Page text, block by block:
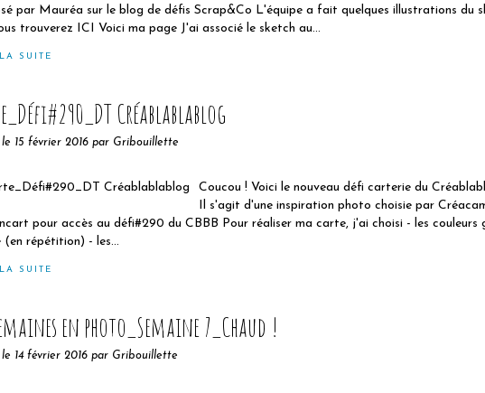
par Mauréa sur le blog de défis Scrap&Co L'équipe a fait quelques illustrations du
trouverez ICI Voici ma page J'ai associé le sketch au...
SUITE
Créablablablog
le 15 février 2016 par Gribouillette
Coucou ! Voici le nouveau défi carterie du
Il s'agit d'une inspiration photo choisie par
pour accès au défi#290 du CBBB Pour réaliser ma carte, j'ai choisi - les couleurs
(en répétition) - les...
SUITE
en photo_Semaine 7_Chaud !
le 14 février 2016 par Gribouillette